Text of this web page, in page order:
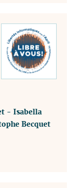
-Isabella
Becquet